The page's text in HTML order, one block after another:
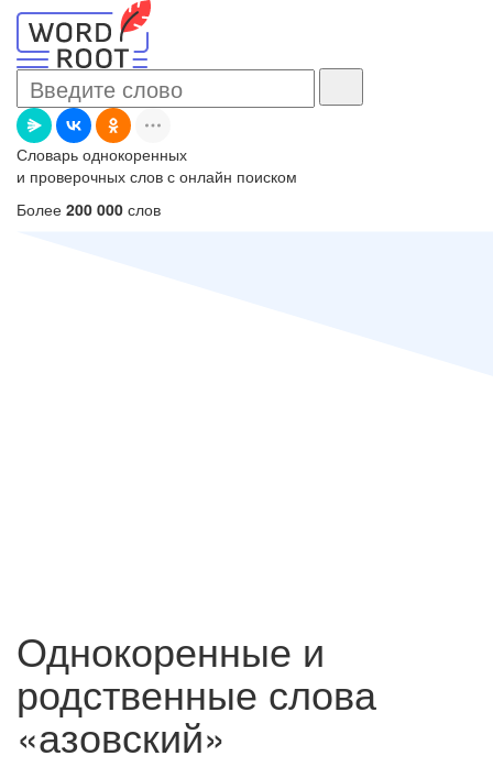
Словарь однокоренных
и проверочных слов с онлайн поиском
Более 200 000 слов
Однокоренные и
родственные слова
«азовский»